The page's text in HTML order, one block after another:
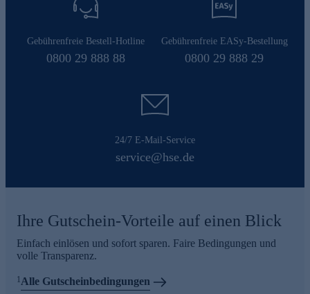
Gebührenfreie Bestell-Hotline
0800 29 888 88
Gebührenfreie EASy-Bestellung
0800 29 888 29
24/7 E-Mail-Service
service@hse.de
Ihre Gutschein-Vorteile auf einen Blick
Einfach einlösen und sofort sparen. Faire Bedingungen und
volle Transparenz.
1 Alle Gutscheinbedingungen